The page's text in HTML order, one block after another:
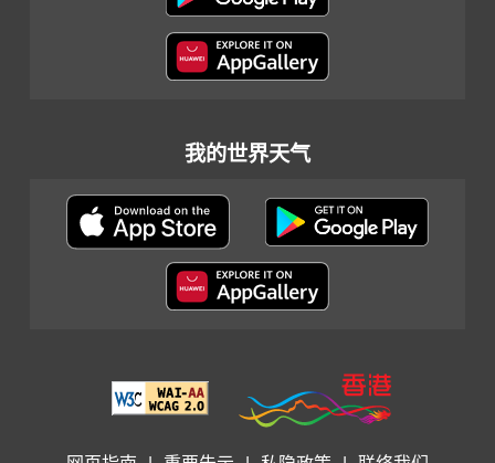
我的世界天气